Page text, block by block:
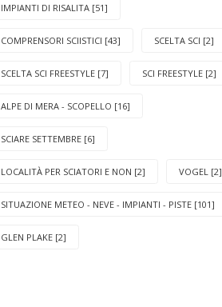
IMPIANTI DI RISALITA [51]
COMPRENSORI SCIISTICI [43] SCELTA SCI [2]
SCELTA SCI FREESTYLE [7] SCI FREESTYLE [2]
ALPE DI MERA - SCOPELLO [16]
SCIARE SETTEMBRE [6]
LOCALITÀ PER SCIATORI E NON [2] VOGEL [2]
SITUAZIONE METEO - NEVE - IMPIANTI - PISTE [101]
GLEN PLAKE [2]